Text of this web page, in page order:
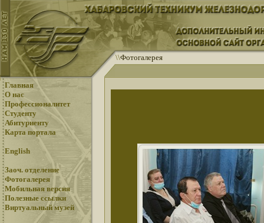
\\Фотогалерея
Главная
О нас
Профессионалитет
Студенту
Абитуриенту
Карта портала
English
Заоч. отделение
Фотогалерея
Мобильная версия
Полезные ссылки
Виртуальный музей